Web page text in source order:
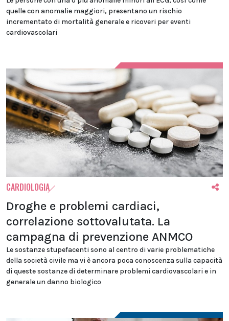
quelle con anomalie maggiori, presentano un rischio
incrementato di mortalità generale e ricoveri per eventi
cardiovascolari
CARDIOLOGIA
Droghe e problemi cardiaci,
correlazione sottovalutata. La
campagna di prevenzione ANMCO
Le sostanze stupefacenti sono al centro di varie problematiche
della società civile ma vi è ancora poca conoscenza sulla capacità
di queste sostanze di determinare problemi cardiovascolari e in
generale un danno biologico